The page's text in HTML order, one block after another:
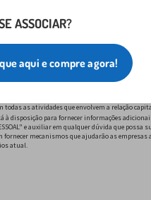
ASSOCIAR?
aqui e compre agora!
que qualquer decisão relacionada ao
envolve riscos. Embora ofereçamos
o comportamento das dinâmicas internas de
possíveis causas. Recomendamos que as
e práticas, sempre respeitando as leis
às suas necessidades específicas.
DEPARTAMENTO PESSOAL" está protegido
aos nossos associados. Qualquer
prévia e expressa da FecomercioSP, está
é fornecer informações de alta qualidade e
todas as atividades que envolvem a relação
à disposição para fornecer informações
e auxiliar em qualquer dúvida que possa
fornecer mecanismos que ajudarão as empresas
atual.